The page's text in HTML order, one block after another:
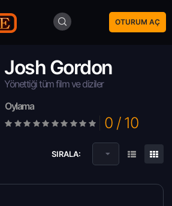
OTURUM AÇ
Josh Gordon
Yönettiği tüm film ve diziler
Oylama
0 / 10
SIRALA: